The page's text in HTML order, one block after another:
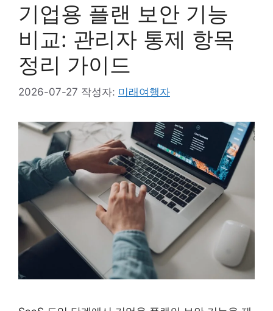
기업용 플랜 보안 기능
비교: 관리자 통제 항목
정리 가이드
2026-07-27 작성자: 미래여행자